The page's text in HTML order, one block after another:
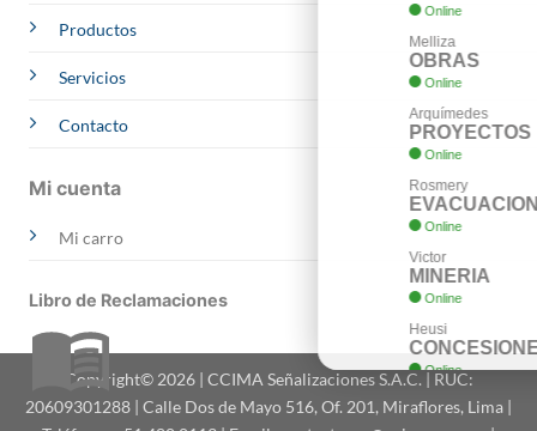
Productos
Servicios
Contacto
Mi cuenta
Mi carro
Libro de Reclamaciones
Copyright© 2026 | CCIMA Señalizaciones S.A.C. | RUC:
20609301288 | Calle Dos de Mayo 516, Of. 201, Miraflores, Lima |
Whatsapp
Whatsapp
PROYECTOS
Whatsapp
EVACUACION
Whatsapp
Whatsapp
CONCESIONES
Online Whatsapp
Ing. Dionicio
ASESORIA